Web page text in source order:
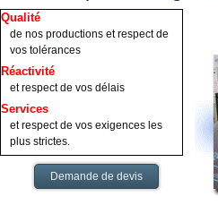
Qualité
de nos productions et respect de
vos tolérances
Réactivité
et respect de vos délais
Services
et respect de vos exigences les
plus strictes.
Demande de devis